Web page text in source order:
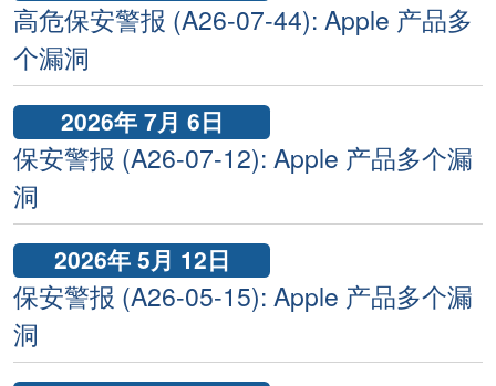
高危保安警报 (A26-07-44): Apple 产品多
个漏洞
2026年 7月 6日
保安警报 (A26-07-12): Apple 产品多个漏
洞
2026年 5月 12日
保安警报 (A26-05-15): Apple 产品多个漏
洞